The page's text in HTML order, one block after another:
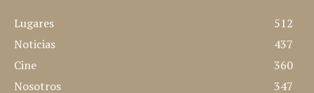
Lugares
512
Noticias
437
Cine
360
Nosotros
347